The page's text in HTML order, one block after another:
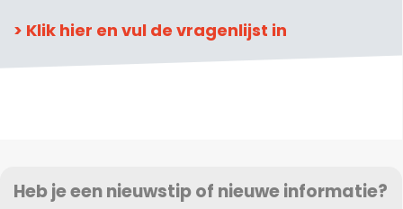
> Klik hier en vul de vragenlijst in
Heb je een nieuwstip of nieuwe informatie?